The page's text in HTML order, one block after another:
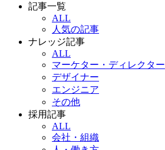
記事一覧
ALL
人気の記事
ナレッジ記事
ALL
マーケター・ディレクター
デザイナー
エンジニア
その他
採用記事
ALL
会社・組織